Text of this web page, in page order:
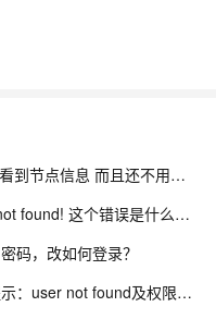
Nacos设置了security.但是访问还是能看到节点信息 而且还不用验证身份怎么办？
加载nacos配置时，偶尔会返回 user not found! 这个错误是什么引起的？
码，改如何登录？
nacos登录页面打开后未登录时弹出提示：user not found及权限认证失败怎么办？